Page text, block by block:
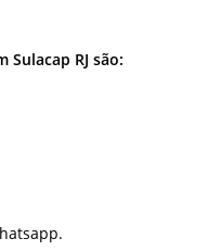
RJ são: